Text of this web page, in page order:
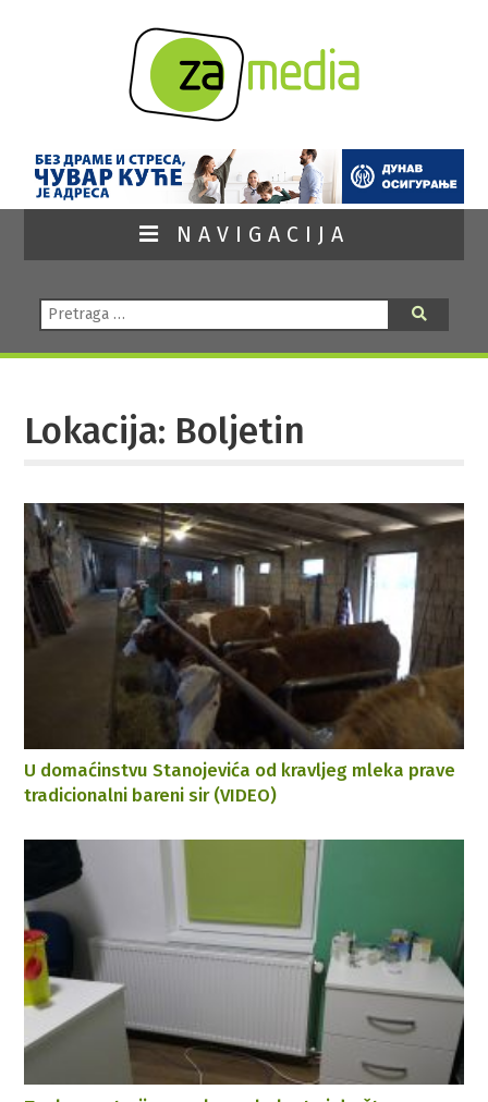
NAVIGACIJA
Pretraga:
Lokacija: Boljetin
U domaćinstvu Stanojevića od kravljeg mleka prave
tradicionalni bareni sir (VIDEO)